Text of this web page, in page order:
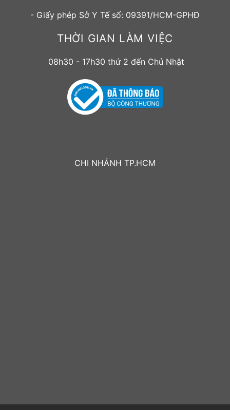
- Giấy phép Sở Y Tế số: 09391/HCM-GPHĐ
THỜI GIAN LÀM VIỆC
08h30 - 17h30 thứ 2 đến Chủ Nhật
CHI NHÁNH TP.HCM